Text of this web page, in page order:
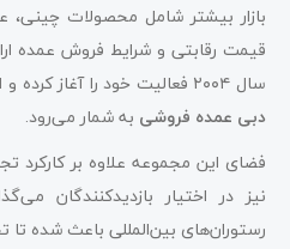
بازار بیشتر شامل محصولات چینی،
سال ۲۰۰۴ فعالیت خود را آغاز کرده و امروز یکی از مقاصد جدی در
دبی عمده فروشی به شمار می‌رود.
فضای این مجموعه علاوه بر کارکرد
نیز در اختیار بازدیدکنندگان
رستوران‌های بین‌المللی باعث شده تا